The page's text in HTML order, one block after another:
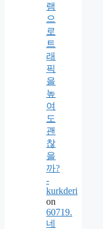
램
으
로
트
래
픽
을
높
여
도
괜
찮
을
까?
-
kurkderi
on
60719.
네